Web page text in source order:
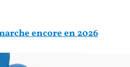
encore en 2026